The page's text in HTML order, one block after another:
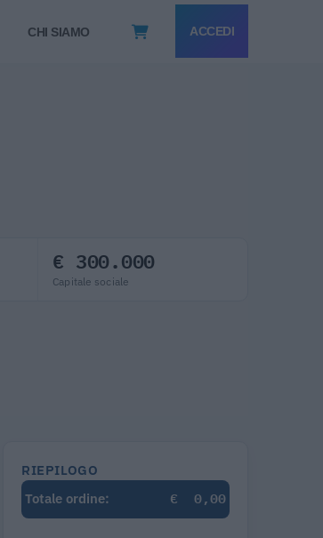
CHI SIAMO ACCEDI
€ 300.000
Capitale sociale
RIEPILOGO
Totale ordine:
€ 0,00